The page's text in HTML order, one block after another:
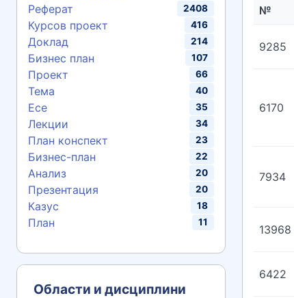
Реферат 2408
Курсов проект 416
Доклад 214
Бизнес план 107
Проект 66
Тема 40
Есе 35
Лекции 34
План конспект 23
Бизнес-план 22
Анализ 20
Презентация 20
Казус 18
План 11
Области и дисциплини
№
9285
6170
7934
13968
6422